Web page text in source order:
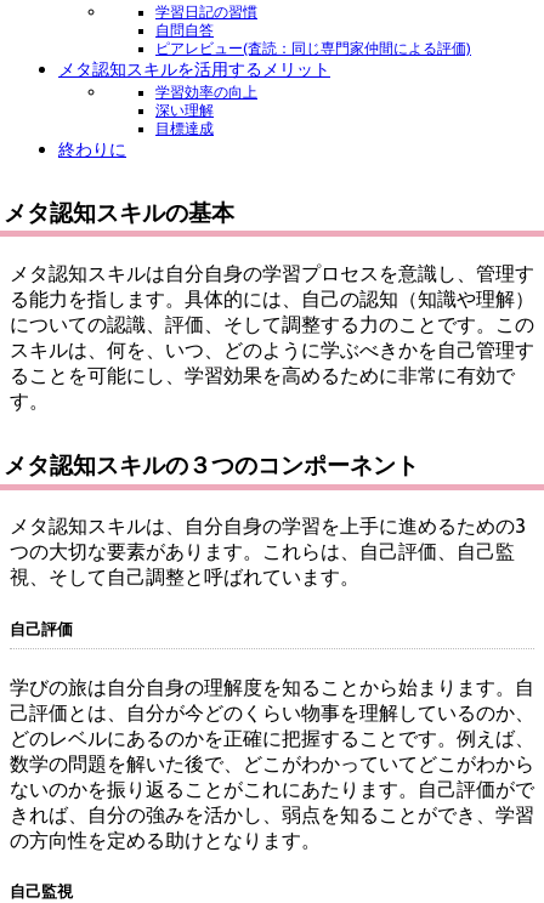
学習日記の習慣
自問自答
ピアレビュー(査読：同じ専門家仲間による評価)
メタ認知スキルを活用するメリット
学習効率の向上
深い理解
目標達成
終わりに
メタ認知スキルの基本
メタ認知スキルは自分自身の学習プロセスを意識し、管理す
る能力を指します。具体的には、自己の認知（知識や理解）
についての認識、評価、そして調整する力のことです。この
スキルは、何を、いつ、どのように学ぶべきかを自己管理す
ることを可能にし、学習効果を高めるために非常に有効で
す。
メタ認知スキルの３つのコンポーネント
メタ認知スキルは、自分自身の学習を上手に進めるための3
つの大切な要素があります。これらは、自己評価、自己監
視、そして自己調整と呼ばれています。
自己評価
学びの旅は自分自身の理解度を知ることから始まります。自
己評価とは、自分が今どのくらい物事を理解しているのか、
どのレベルにあるのかを正確に把握することです。例えば、
数学の問題を解いた後で、どこがわかっていてどこがわから
ないのかを振り返ることがこれにあたります。自己評価がで
きれば、自分の強みを活かし、弱点を知ることができ、学習
の方向性を定める助けとなります。
自己監視